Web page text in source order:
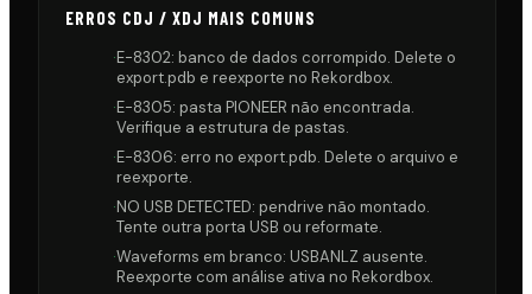
ERROS CDJ / XDJ MAIS COMUNS
·E-8302: banco de dados corrompido. Delete o
export.pdb e reexporte no Rekordbox.
·E-8305: pasta PIONEER não encontrada.
Verifique a estrutura de pastas.
·E-8306: erro no export.pdb. Delete o arquivo e
reexporte.
·NO USB DETECTED: pendrive não montado.
Tente outra porta USB ou reformate.
·Waveforms em branco: USBANLZ ausente.
Reexporte com análise ativa no Rekordbox.